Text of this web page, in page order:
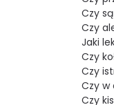
Czy
Czy
Jaki
Czy
Czy
Czy w
Czy